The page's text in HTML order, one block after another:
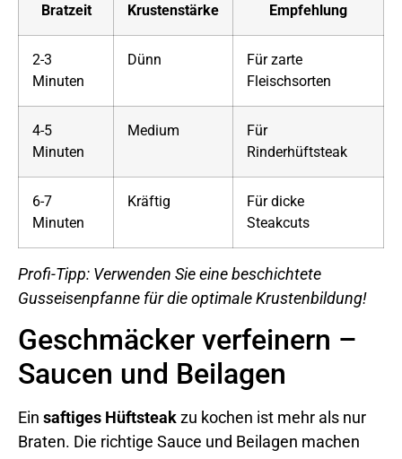
Bratzeit Krustenstärke Empfehlung
2-3
Minuten
Dünn
Für zarte
Fleischsorten
4-5
Minuten
Medium
Für
Rinderhüftsteak
6-7
Minuten
Kräftig
Für dicke
Steakcuts
Profi-Tipp: Verwenden Sie eine beschichtete
Gusseisenpfanne für die optimale Krustenbildung!
Geschmäcker verfeinern –
Saucen und Beilagen
Ein saftiges Hüftsteakzu kochen ist mehr als nur
Braten. Die richtige Sauce und Beilagen machen